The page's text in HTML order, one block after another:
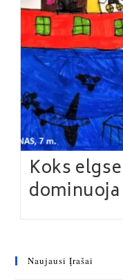
Koks
Naujausi Įrašai